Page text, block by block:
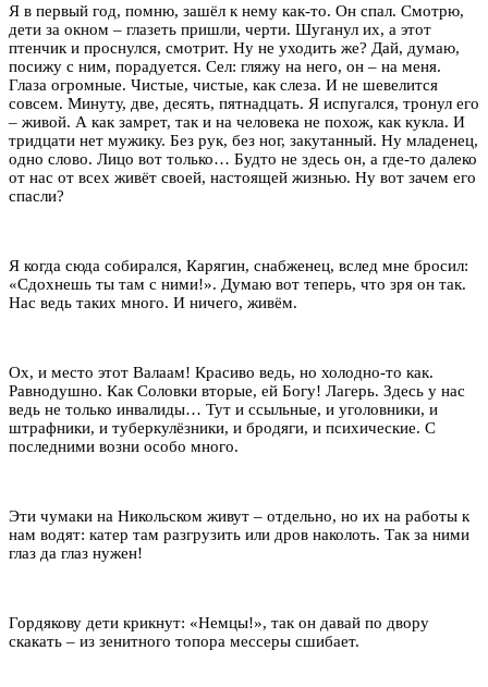
Я в первый год, помню, зашёл к нему как-то. Он спал. Смотрю,
дети за окном – глазеть пришли, черти. Шуганул их, а этот
птенчик и проснулся, смотрит. Ну не уходить же? Дай, думаю,
посижу с ним, порадуется. Сел: гляжу на него, он – на меня.
Глаза огромные. Чистые, чистые, как слеза. И не шевелится
совсем. Минуту, две, десять, пятнадцать. Я испугался, тронул его
– живой. А как замрет, так и на человека не похож, как кукла. И
тридцати нет мужику. Без рук, без ног, закутанный. Ну младенец,
одно слово. Лицо вот только… Будто не здесь он, а где-то далеко
от нас от всех живёт своей, настоящей жизнью. Ну вот зачем его
спасли?
Я когда сюда собирался, Карягин, снабженец, вслед мне бросил:
«Сдохнешь ты там с ними!». Думаю вот теперь, что зря он так.
Нас ведь таких много. И ничего, живём.
Ох, и место этот Валаам! Красиво ведь, но холодно-то как.
Равнодушно. Как Соловки вторые, ей Богу! Лагерь. Здесь у нас
ведь не только инвалиды… Тут и ссыльные, и уголовники, и
штрафники, и туберкулёзники, и бродяги, и психические. С
последними возни особо много.
Эти чумаки на Никольском живут – отдельно, но их на работы к
нам водят: катер там разгрузить или дров наколоть. Так за ними
глаз да глаз нужен!
Гордякову дети крикнут: «Немцы!», так он давай по двору
скакать – из зенитного топора мессеры сшибает.